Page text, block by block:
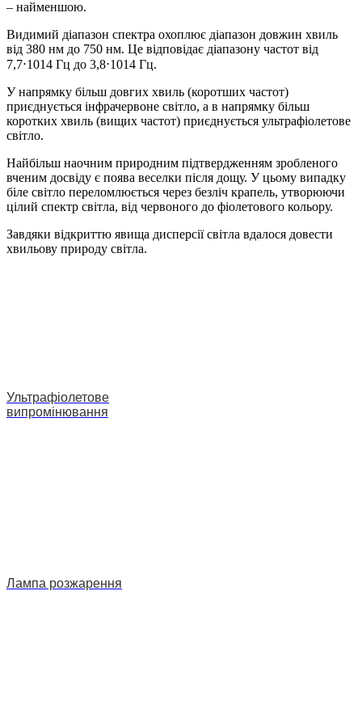
– найменшою.
Видимий діапазон спектра охоплює діапазон довжин хвиль
від 380 нм до 750 нм. Це відповідає діапазону частот від
7,7⋅1014 Гц до 3,8⋅1014 Гц.
У напрямку більш довгих хвиль (коротших частот)
приєднується інфрачервоне світло, а в напрямку більш
коротких хвиль (вищих частот) приєднується ультрафіолетове
світло.
Найбільш наочним природним підтвердженням зробленого
вченим досвіду є поява веселки після дощу. У цьому випадку
біле світло переломлюється через безліч крапель, утворюючи
цілий спектр світла, від червоного до фіолетового кольору.
Завдяки відкриттю явища дисперсії світла вдалося довести
хвильову природу світла.
Ультрафіолетове
випромінювання
Лампа розжарення